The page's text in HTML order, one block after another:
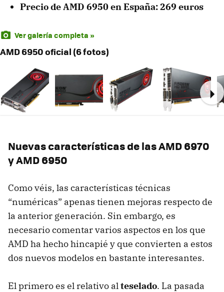
Precio de AMD 6950 en España: 269 euros
Ver galería completa »
AMD 6950 oficial (6 fotos)
Nuevas características de lasAMD6970
yAMD6950
Como véis, las características técnicas
“numéricas” apenas tienen mejoras respecto de
la anterior generación. Sin embargo, es
necesario comentar varios aspectos en los que
AMD ha hecho hincapié y que convierten a estos
dos nuevos modelos en bastante interesantes.
El primero es el relativo alteselado. La pasada